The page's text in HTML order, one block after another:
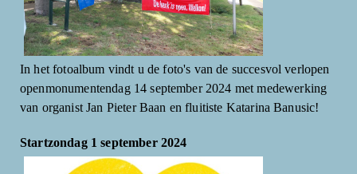
In het fotoalbum vindt u de foto's van de succesvol verlopen
openmonumentendag 14 september 2024 met medewerking
van organist Jan Pieter Baan en fluitiste Katarina Banusic!
Startzondag 1 september 2024